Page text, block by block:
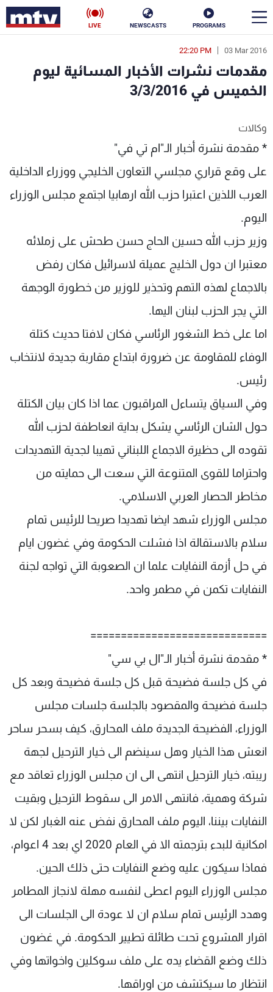
PROGRAMS
NEWSCASTS
LIVE
03 Mar 2016
22:20 PM
مقدمات نشرات الأخبار المسائية ليوم
الخميس في 3/3/2016
وكالات
* مقدمة نشرة أخبار الـ"ام تي في"
على وقع قراري مجلسي التعاون الخليجي ووزراء الداخلية
العرب اللذين اعتبرا حزب الله ارهابيا اجتمع مجلس الوزراء
اليوم.
وزير حزب الله حسين الحاج حسن طحش على زملائه
معتبرا ان دول الخليج عميلة لاسرائيل فكان رفض
بالاجماع لهذه التهم وتحذير للوزير من خطورة الوجهة
التي يجر الحزب لبنان اليها.
اما على خط الشغور الرئاسي فكان لافتا حديث كتلة
الوفاء للمقاومة عن ضرورة ابتداع مقاربة جديدة لانتخاب
رئيس.
وفي السياق يتساءل المراقبون عما اذا كان بيان الكتلة
حول الشان الرئاسي يشكل بداية انعاطفة لحزب الله
تقوده الى حظيرة الاجماع اللبناني تهيبا لجدية التهديدات
واحتراما للقوى المتنوعة التي سعت الى حمايته من
مخاطر الحصار العربي الاسلامي.
مجلس الوزراء شهد ايضا تهديدا صريحا للرئيس تمام
سلام بالاستقالة اذا فشلت الحكومة وفي غضون ايام
في حل أزمة النفايات علما ان الصعوبة التي تواجه لجنة
النفايات تكمن في مطمر واحد.
=============================
* مقدمة نشرة أخبار الـ"ال بي سي"
في كل جلسة فضيحة قبل كل جلسة فضيحة وبعد كل
جلسة فضيحة والمقصود بالجلسة جلسات مجلس
الوزراء، الفضيحة الجديدة ملف المحارق، كيف بسحر ساحر
انعش هذا الخيار وهل سينضم الى خيار الترحيل لجهة
ريبته، خيار الترحيل انتهى الى ان مجلس الوزراء تعاقد مع
شركة وهمية، فانتهى الامر الى سقوط الترحيل وبقيت
النفايات بيننا، اليوم ملف المحارق نفض عنه الغبار لكن لا
امكانية للبدء بترجمته الا في العام 2020 اي بعد 4 اعوام،
فماذا سيكون عليه وضع النفايات حتى ذلك الحين.
مجلس الوزراء اليوم اعطى لنفسه مهلة لانجاز المطامر
وهدد الرئيس تمام سلام ان لا عودة الى الجلسات الى
اقرار المشروع تحت طائلة تطيير الحكومة. في غضون
ذلك وضع القضاء يده على ملف سوكلين واخواتها وفي
انتظار ما سيكتشف من اوراقها.
en
الأخبار
منوعات رياضة
كأس العالم
جدول البرامج
شاهد البرامج
الترددات
الإنـتـاج
وظائف
تواصل معنا
شروط الإسـتخدام